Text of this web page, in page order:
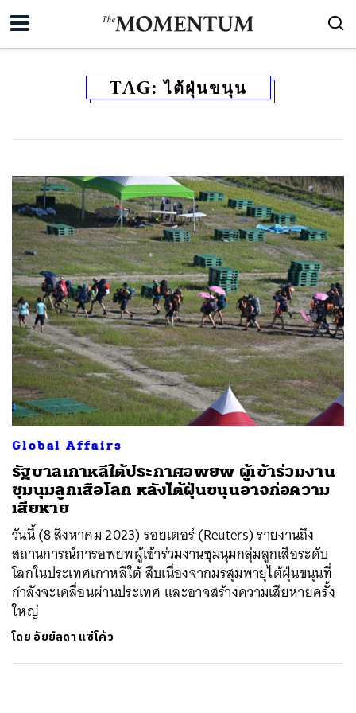
TAG:ไต้ฝุ่นขนุน
Global Affairs
รัฐบาลเกาหลีใต้ประกาศอพยพ ผู้เข้าร่วมงาน
ชุมนุมลูกเสือโลก หลังไต้ฝุ่นขนุนอาจก่อความ
เสียหาย
วันนี้ (8 สิงหาคม 2023) รอยเตอร์ (Reuters) รายงานถึง
สถานการณ์การอพยพผู้เข้าร่วมงานชุมนุมกลุ่มลูกเสือระดับ
โลกในประเทศเกาหลีใต้ สืบเนื่องจากมรสุมพายุไต้ฝุ่นขนุนที่
กำลังจะเคลื่อนผ่านประเทศ และอาจสร้างความเสียหายครั้ง
ใหญ่
โดย อัยย์ลดา แซ่โค้ว
ค้นหา
SHARE